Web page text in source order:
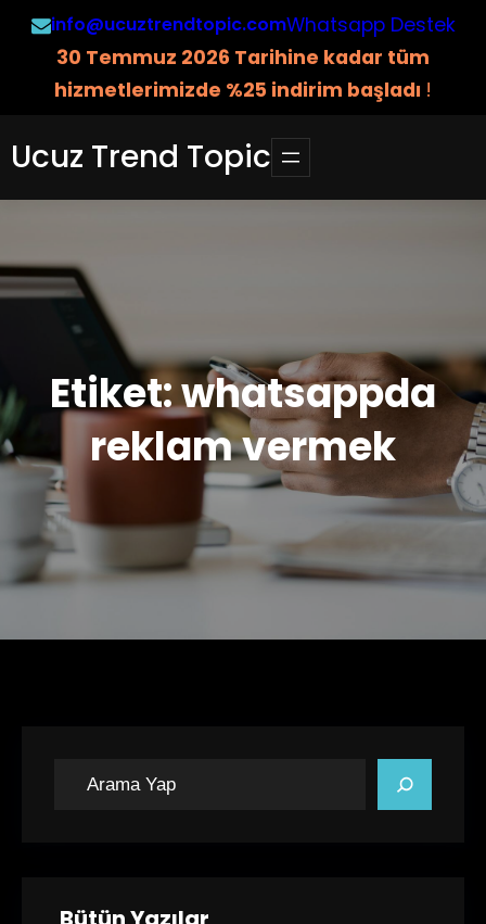
İçeriğeinfo@ucuztrendtopic.comWhatsapp Destek
30 Temmuz 2026 Tarihine kadar tüm
hizmetlerimizde %25 indirim başladı !
Ucuz Trend Topic
Etiket:whatsappda
reklam vermek